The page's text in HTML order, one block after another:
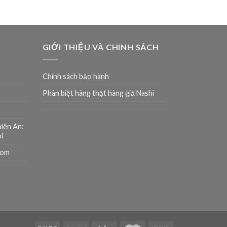
An:
GIỚI THIỆU VÀ CHINH SÁCH
Chính sách bảo hành
Phân biệt hàng thật hàng giả Nashi